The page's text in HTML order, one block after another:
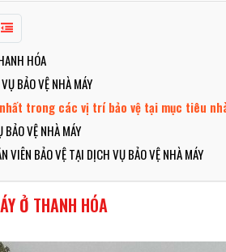
HÓA
BẢO VỆ NHÀ MÁY
trong các vị trí bảo vệ tại mục tiêu
VỆ NHÀ MÁY
VIÊN BẢO VỆ TẠI DỊCH VỤ BẢO VỆ NHÀ MÁY
Ở THANH HÓA